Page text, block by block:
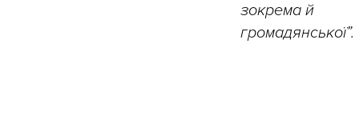
зокрема й
громадянської”.